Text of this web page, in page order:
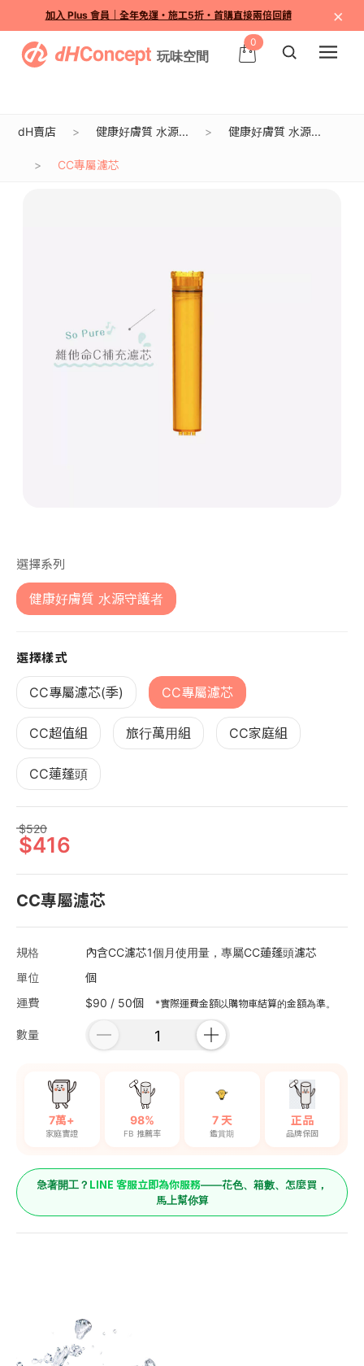
加入 Plus 會員｜全年免運・施工5折・首購直接兩倍回饋 ×
0
dH賣店 健康好膚質 水源... 健康好膚質 水源...
CC專屬濾芯
選擇系列
健康好膚質 水源守護者
選擇樣式
CC專屬濾芯(季) CC專屬濾芯
CC超值組 旅行萬用組 CC家庭組
CC蓮蓬頭
520
416
CC專屬濾芯
規格
內含CC濾芯1個月使用量，專屬CC蓮蓬頭濾芯
單位
個
運費
$90 / 50個 *實際運費金額以購物車結算的金額為準。
數量
7萬+
家庭實證
98%
FB 推薦率
7 天
鑑賞期
正品
品牌保固
急著開工？ LINE 客服立即為你服務——花色、箱數、怎麼買，
馬上幫你算